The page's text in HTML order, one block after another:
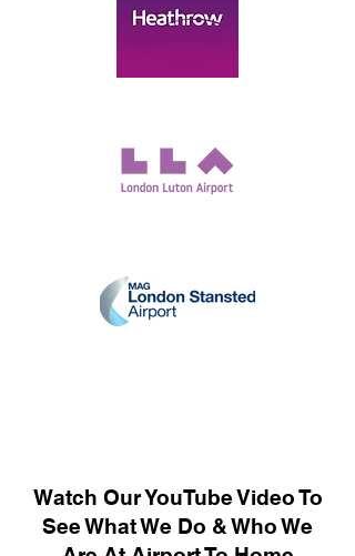
Watch Our YouTube Video To
See What We Do & Who We